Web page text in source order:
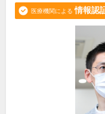
医療機関による 情報認